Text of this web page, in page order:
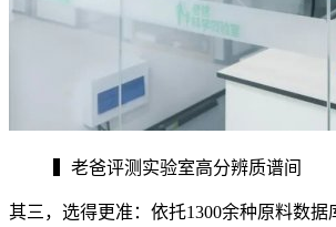
▍老爸评测实验室高分辨质谱间
其三，选得更准：依托1300余种原料数